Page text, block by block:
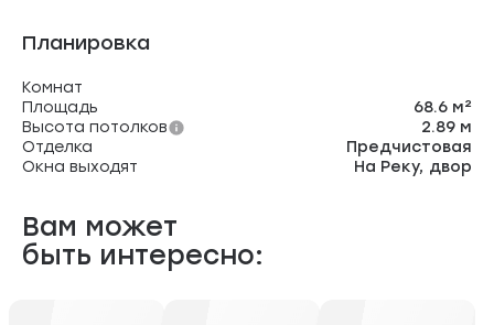
Планировка
Комнат
Площадь
68.6 м²
Высота потолков
2.89 м
Отделка
Предчистовая
Окна выходят
На Реку, двор
Вам может
быть интересно: